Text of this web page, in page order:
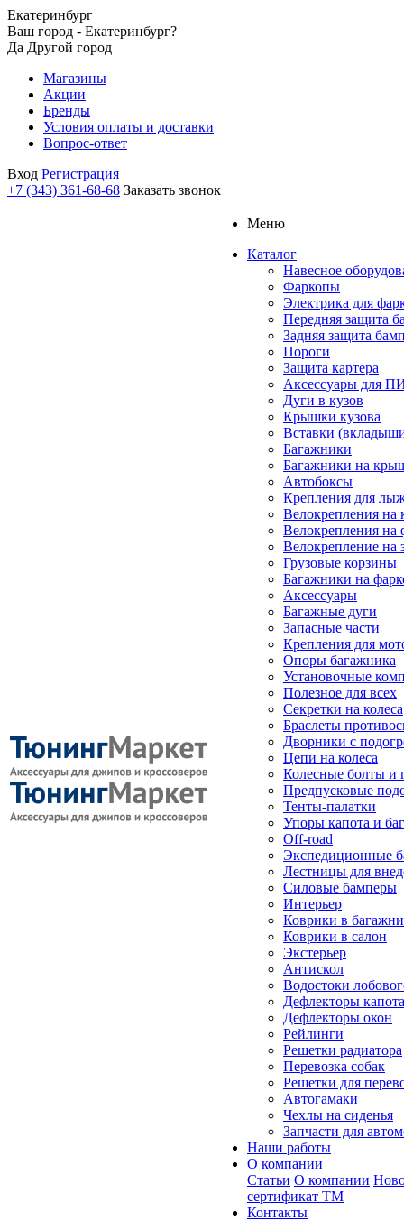
Екатеринбург
Ваш город - Екатеринбург?
Да Другой город
Магазины
Акции
Бренды
Условия оплаты и доставки
Вопрос-ответ
Вход Регистрация
+7 (343) 361-68-68 Заказать звонок
Меню
Каталог
Навесное
Фаркопы
Электрика для
Передняя защита
Задняя защита
Пороги
Защита картера
Аксессуары для
Дуги в кузов
Крышки кузова
Вставки
Багажники
Багажники на
Автобоксы
Крепления для
Велокрепления
Велокрепления на
Велокрепление на
Грузовые корзины
Багажники на
Аксессуары
Багажные дуги
Запасные части
Крепления для
Опоры багажника
Установочные
Полезное для всех
Секретки на колеса
Браслеты
Дворники с
Цепи на колеса
Колесные болты и
Предпусковые
Тенты-палатки
Упоры капота и
Off-road
Экспедиционные
Лестницы для
Силовые бамперы
Интерьер
Коврики в
Коврики в салон
Экстерьер
Антискол
Водостоки
Дефлекторы капота
Дефлекторы окон
Рейлинги
Решетки радиатора
Перевозка собак
Решетки для
Автогамаки
Чехлы на сиденья
Запчасти для
Наши работы
О компании
Статьи О компании
сертификат ТМ
Контакты